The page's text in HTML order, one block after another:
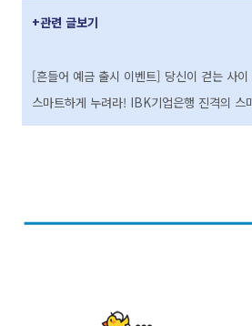
+관련 글보기
[흔들어 예금 출시 이벤트] 당신이 걷는 사이
스마트하게 누려라! IBK기업은행 진격의 스